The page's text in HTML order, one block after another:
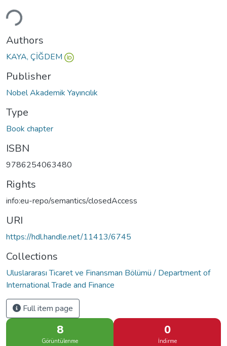
Authors
KAYA, ÇİĞDEM
Publisher
Nobel Akademik Yayıncılık
Type
Book chapter
ISBN
9786254063480
Rights
info:eu-repo/semantics/closedAccess
URI
https://hdl.handle.net/11413/6745
Collections
Uluslararası Ticaret ve Finansman Bölümü / Department of
International Trade and Finance
Full item page
8
Görüntülenme
0
İndirme